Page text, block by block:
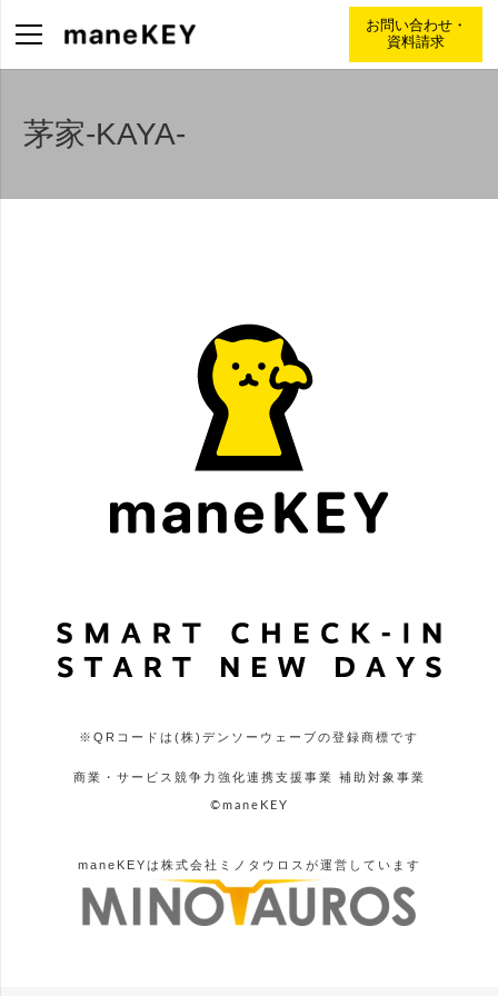
お問い合わせ・
資料請求
茅家-KAYA-
※QRコードは(株)デンソーウェーブの登録商標です
商業・サービス競争力強化連携支援事業 補助対象事業
©maneKEY
maneKEYは株式会社ミノタウロスが運営しています